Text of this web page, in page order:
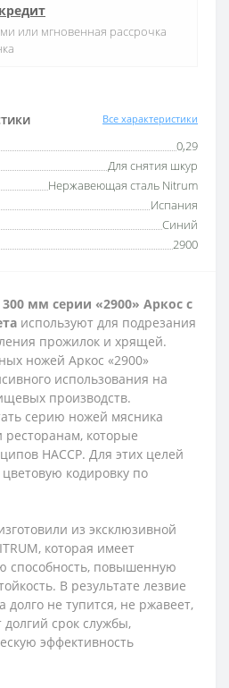
Все характеристики
0,29
Для снятия шкур
Нержавеющая сталь Nitrum
Испания
Синий
2900
или мгновенная рассрочка
мм серии «2900» Аркос с
используют для подрезания
прожилок и хрящей.
ножей Аркос «2900»
использования на
производств.
серию ножей мясника
которые
HACCP. Для этих целей
кодировку по
из эксклюзивной
которая имеет
способность, повышенную
В результате лезвие
долго не тупится, не ржавеет,
срок службы,
эффективность